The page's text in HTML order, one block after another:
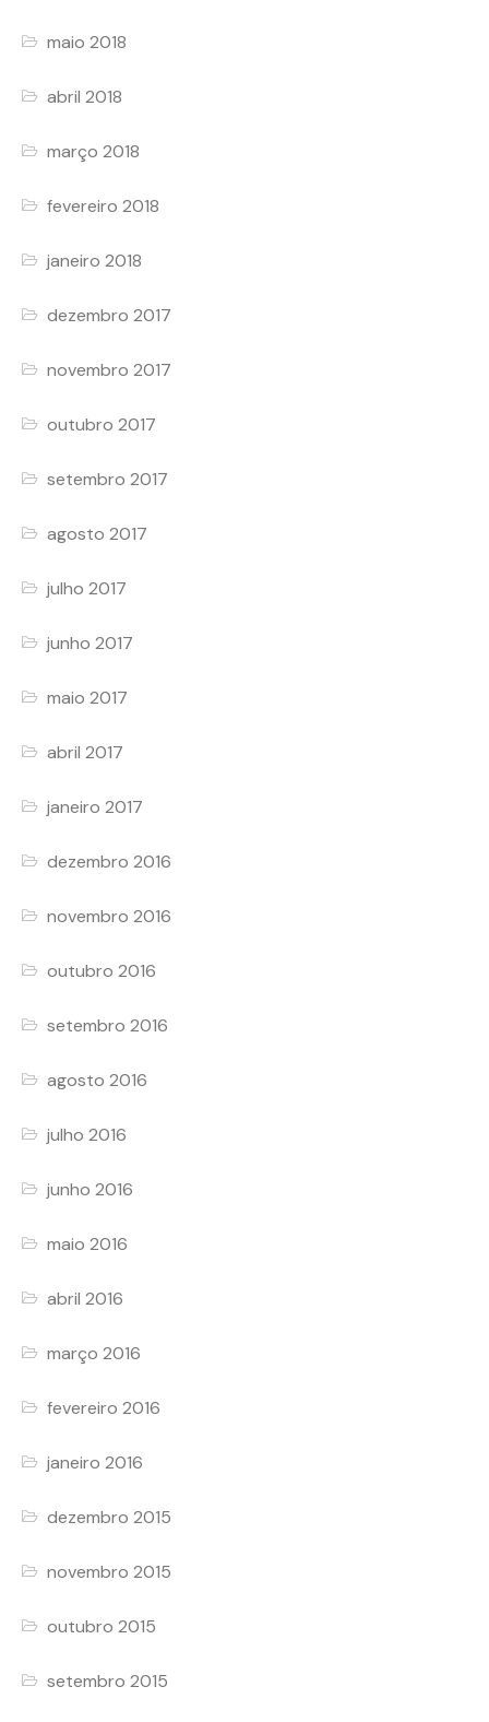
maio 2018
abril 2018
março 2018
fevereiro 2018
janeiro 2018
dezembro 2017
novembro 2017
outubro 2017
setembro 2017
agosto 2017
julho 2017
junho 2017
maio 2017
abril 2017
janeiro 2017
dezembro 2016
novembro 2016
outubro 2016
setembro 2016
agosto 2016
julho 2016
junho 2016
maio 2016
abril 2016
março 2016
fevereiro 2016
janeiro 2016
dezembro 2015
novembro 2015
outubro 2015
setembro 2015